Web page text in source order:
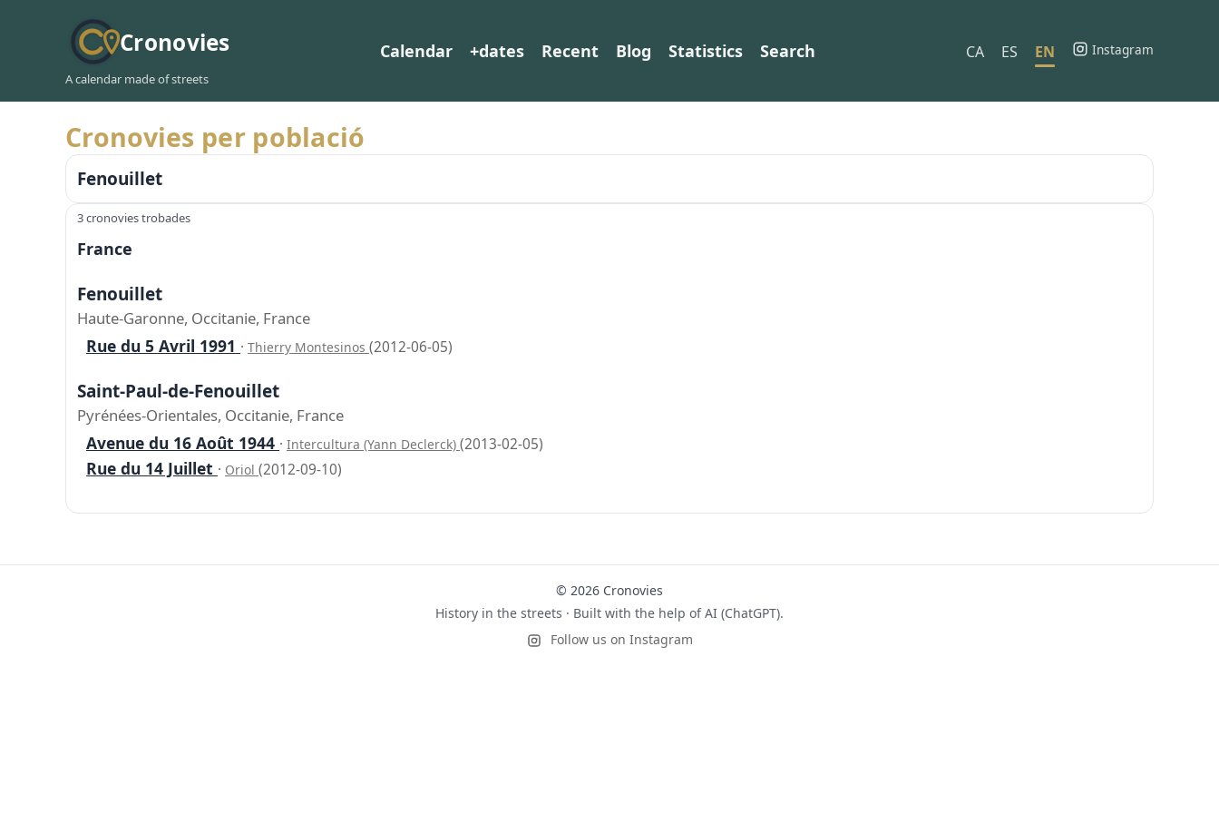
Cronovies
A calendar made of streets
Calendar +dates Recent Blog Statistics Search CA ES EN Instagram
Cronovies per població
Fenouillet
3 cronovies trobades
France
Fenouillet
Haute-Garonne, Occitanie, France
Rue du 5 Avril 1991 · Thierry Montesinos (2012-06-05)
Saint-Paul-de-Fenouillet
Pyrénées-Orientales, Occitanie, France
Avenue du 16 Août 1944 · Intercultura (Yann Declerck) (2013-02-05)
Rue du 14 Juillet · Oriol (2012-09-10)
© 2026 Cronovies
History in the streets · Built with the help of AI (ChatGPT).
Follow us on Instagram